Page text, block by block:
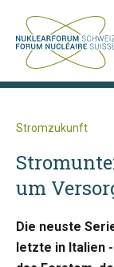
Stromzukunft
um
Die neuste
letzte in Italien